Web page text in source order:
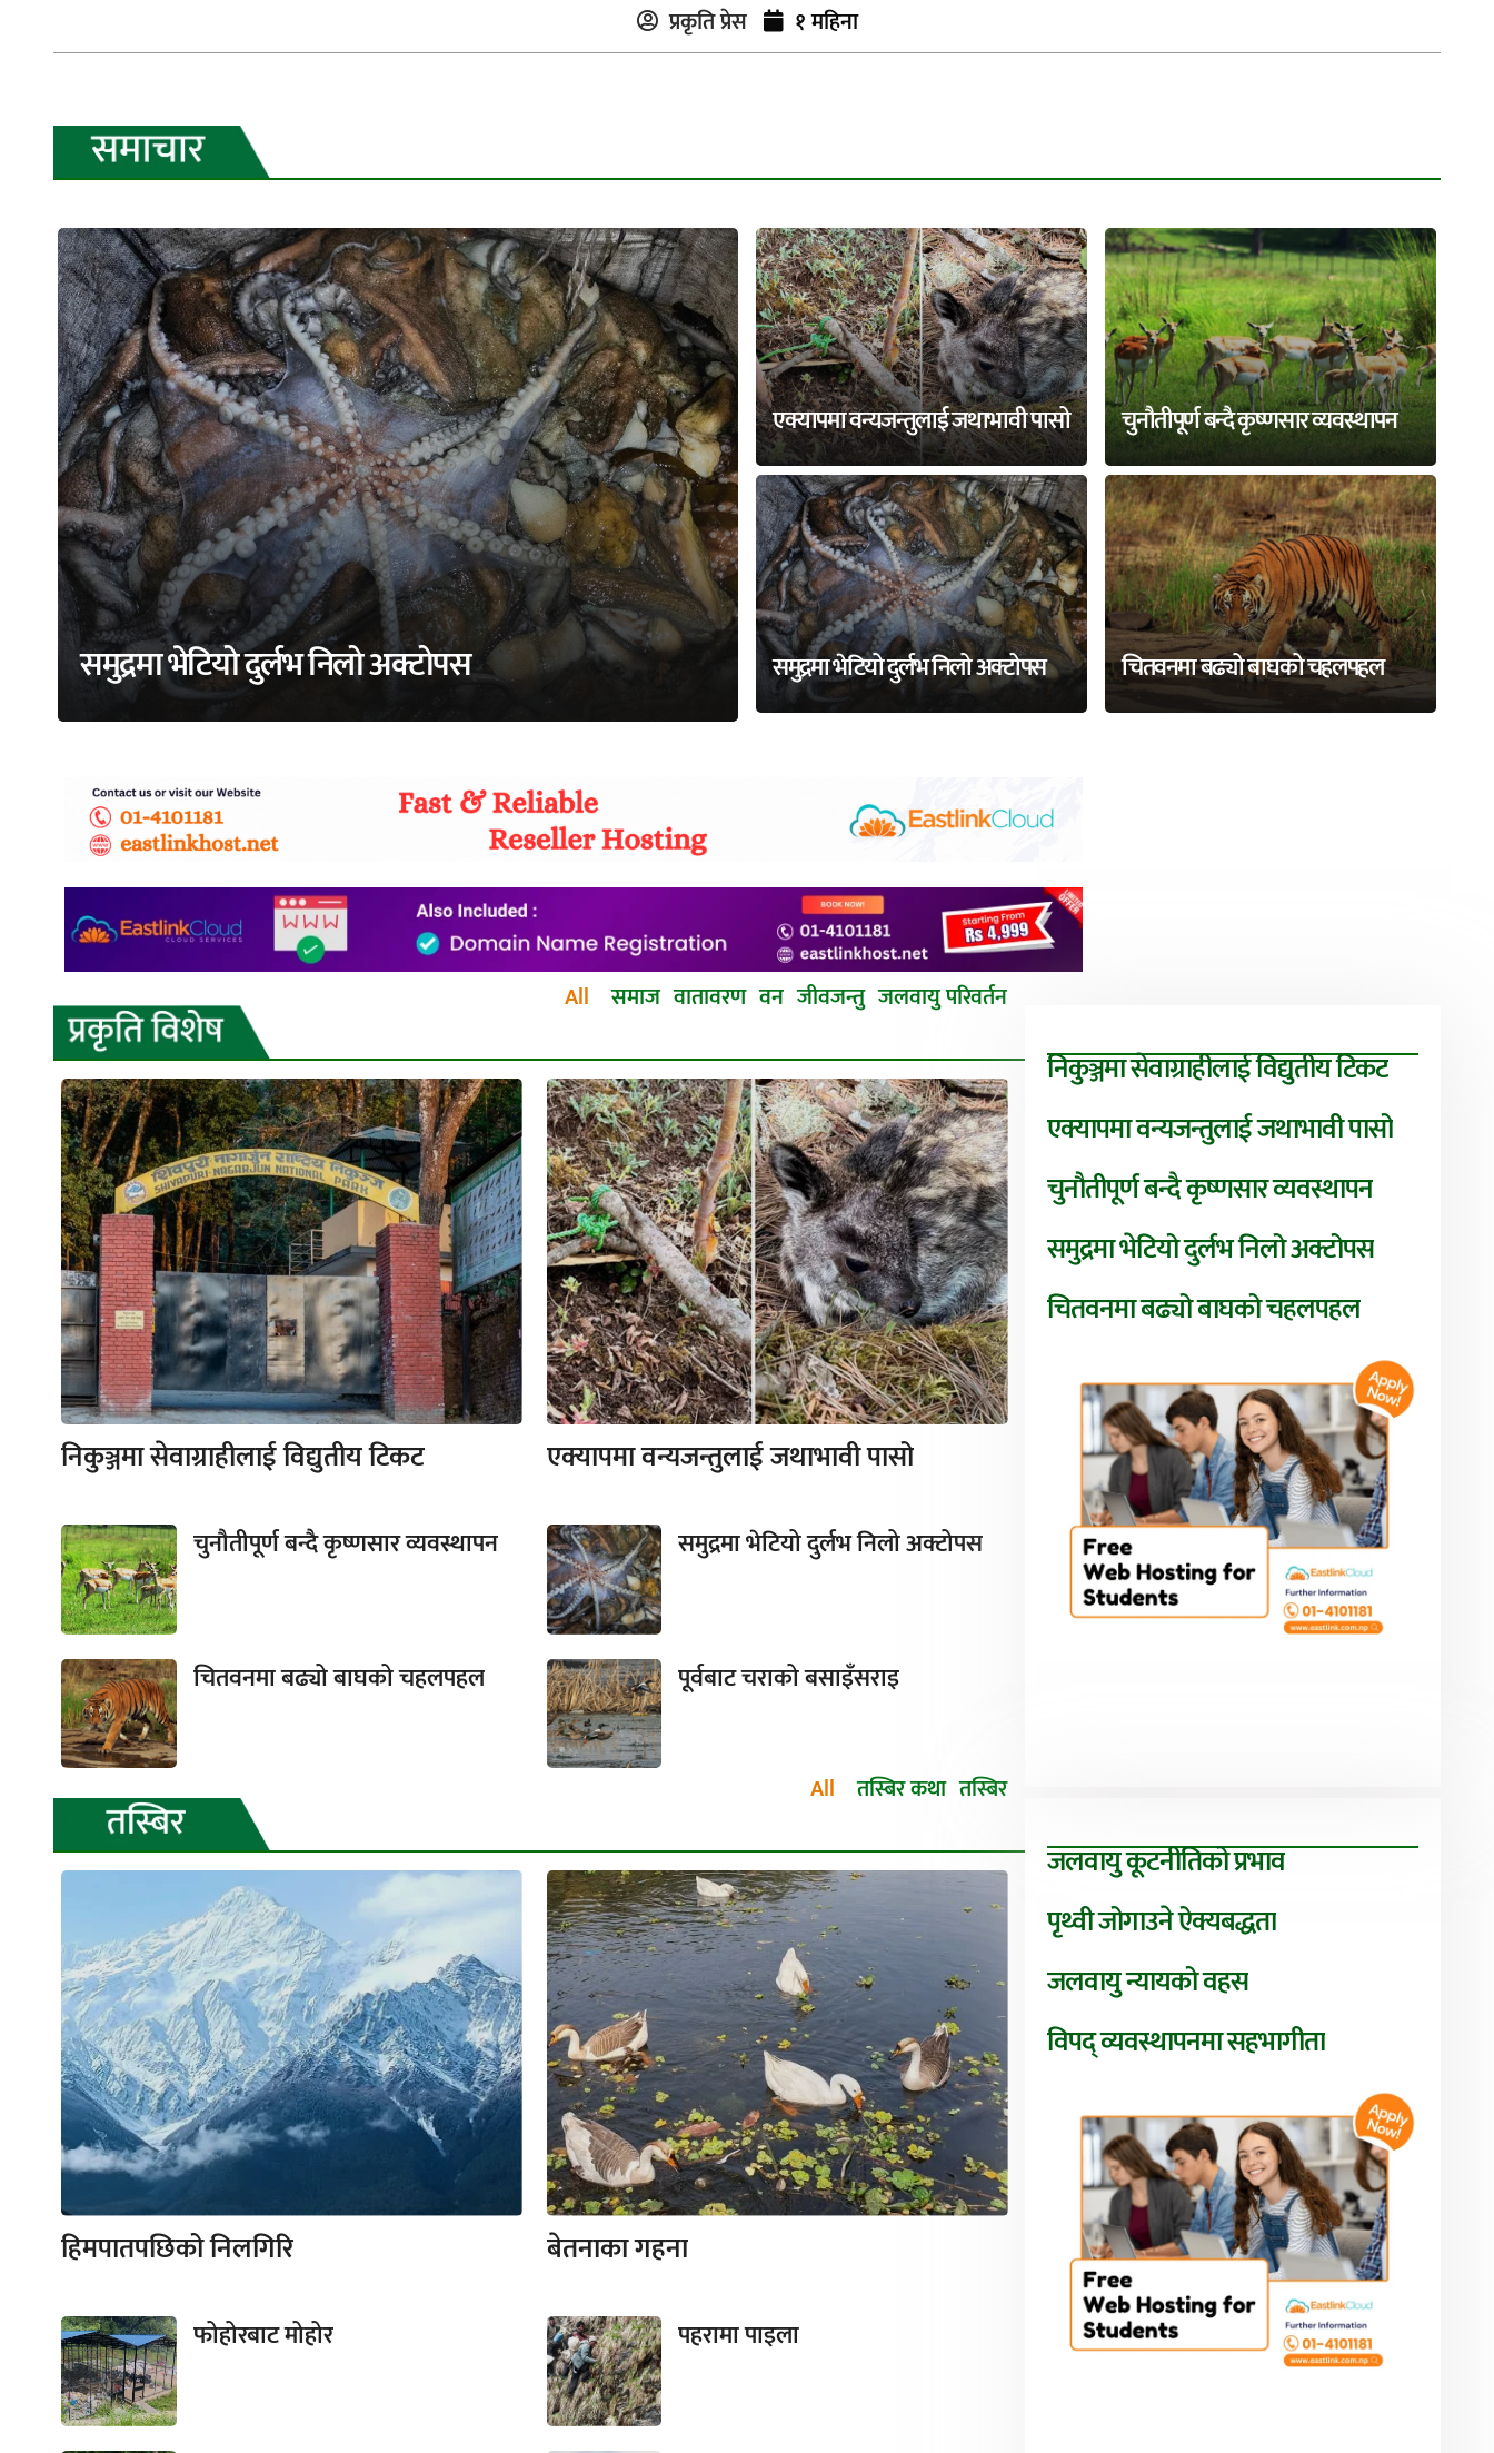
प्रकृति प्रेस १ महिना
समुद्रमा भेटियो दुर्लभ निलो अक्टोपस
एक्यापमा वन्यजन्तुलाई जथाभावी पासो चुनौतीपूर्ण बन्दै कृष्णसार व्यवस्थापन
समुद्रमा भेटियो दुर्लभ निलो अक्टोपस चितवनमा बढ्यो बाघको चहलपहल
All समाज वातावरण वन जीवजन्तु जलवायु परिवर्तन
निकुञ्जमा सेवाग्राहीलाई विद्युतीय टिकट एक्यापमा वन्यजन्तुलाई जथाभावी पासो
चुनौतीपूर्ण बन्दै कृष्णसार व्यवस्थापन समुद्रमा भेटियो दुर्लभ निलो अक्टोपस
चितवनमा बढ्यो बाघको चहलपहल पूर्वबाट चराको बसाइँसराइ
निकुञ्जमा सेवाग्राहीलाई विद्युतीय टिकट
एक्यापमा वन्यजन्तुलाई जथाभावी पासो
चुनौतीपूर्ण बन्दै कृष्णसार व्यवस्थापन
समुद्रमा भेटियो दुर्लभ निलो अक्टोपस
चितवनमा बढ्यो बाघको चहलपहल
All तस्बिर कथा तस्बिर
हिमपातपछिको निलगिरि बेतनाका गहना
फोहोरबाट मोहोर पहरामा पाइला
जलवायु कूटनीतिको प्रभाव
पृथ्वी जोगाउने ऐक्यबद्धता
जलवायु न्यायको वहस
विपद् व्यवस्थापनमा सहभागीता